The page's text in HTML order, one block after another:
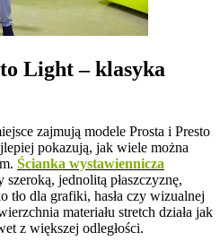
Light – klasyka
zajmują modele Prosta i Presto
pokazują, jak wiele można
Ścianka wystawiennicza
jednolitą płaszczyznę,
tło dla grafiki, hasła czy wizualnej
materiału stretch działa jak
z większej odległości.